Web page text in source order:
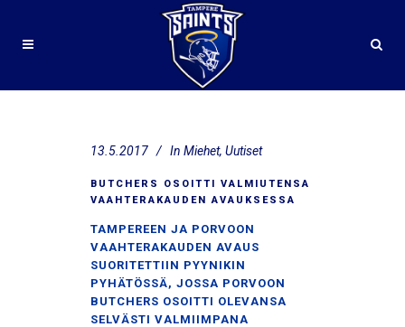
13.5.2017 In Miehet, Uutiset
BUTCHERS OSOITTI VALMIUTENSA
VAAHTERAKAUDEN AVAUKSESSA
TAMPEREEN JA PORVOON
VAAHTERAKAUDEN AVAUS
SUORITETTIIN PYYNIKIN
PYHÄTÖSSÄ, JOSSA PORVOON
BUTCHERS OSOITTI OLEVANSA
SELVÄSTI VALMIIMPANA